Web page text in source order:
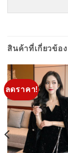
สินค้าที่เกี่ยวข้อง
ลดราคา!